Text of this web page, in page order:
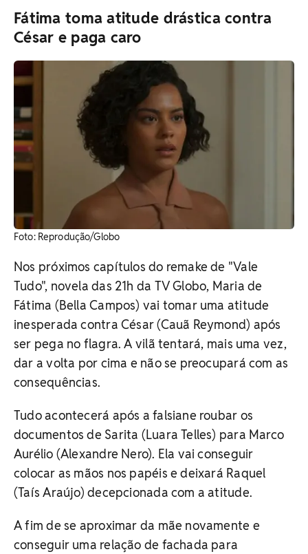
Fátima toma atitude drástica contra
César e paga caro
Foto: Reprodução/Globo
Nos próximos capítulos do remake de "Vale
Tudo", novela das 21h da TV Globo, Maria de
Fátima (Bella Campos) vai tomar uma atitude
inesperada contra César (Cauã Reymond) após
ser pega no flagra. A vilã tentará, mais uma vez,
dar a volta por cima e não se preocupará com as
consequências.
Tudo acontecerá após a falsiane roubar os
documentos de Sarita (Luara Telles) para Marco
Aurélio (Alexandre Nero). Ela vai conseguir
colocar as mãos nos papéis e deixará Raquel
(Taís Araújo) decepcionada com a atitude.
A fim de se aproximar da mãe novamente e
conseguir uma relação de fachada para